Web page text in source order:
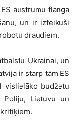
austrumu flanga
un ir izteikuši
draudiem.
Ukrainai, un
ir starp tām ES
vislielāko budžetu
Poliju, Lietuvu un